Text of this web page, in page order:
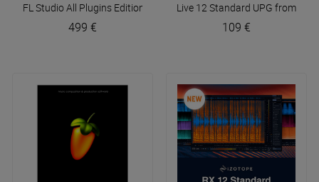
FL Studio All Plugins Edition (licence)Image Line
499 €
Live 12 Standard UPG from
109 €